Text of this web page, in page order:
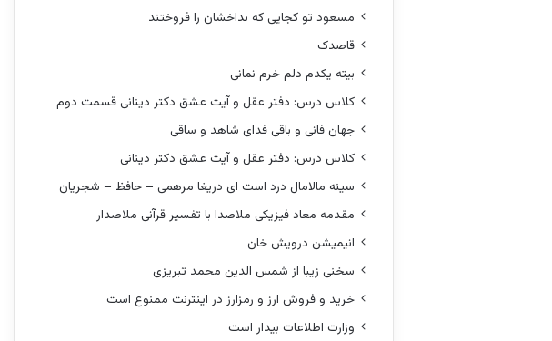
مسعود تو کجایی که بداخشان را فروختند
قاصدک
بیته یکدم دلم خرم نمانی
کلاس درس: دفتر عقل و آیت عشق دکتر دینانی قسمت دوم
جهان فانی و باقی فدای شاهد و ساقی
کلاس درس: دفتر عقل و آیت عشق دکتر دینانی
سینه مالامال درد است ای دریغا مرهمی – حافظ – شجریان
مقدمه معاد فیزیکی ملاصدا با تفسیر قرآنی ملاصدار
انیمیشن درویش خان
سخنی زیبا از شمس الدین محمد تبریزی
خرید و فروش ارز و رمزارز در اینترنت ممنوع است
وزارت اطلاعات بیدار است